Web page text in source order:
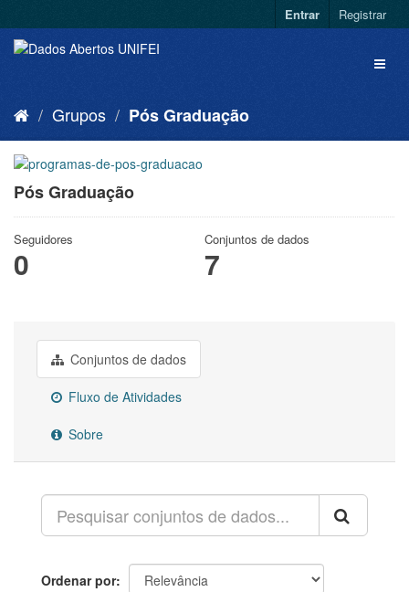
Entrar Registrar
Grupos Pós Graduação
Pós Graduação
Seguidores
0
Conjuntos de dados
7
Conjuntos de dados
Fluxo de Atividades
Sobre
Ordenar por